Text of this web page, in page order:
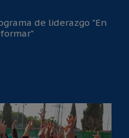
de liderazgo "En